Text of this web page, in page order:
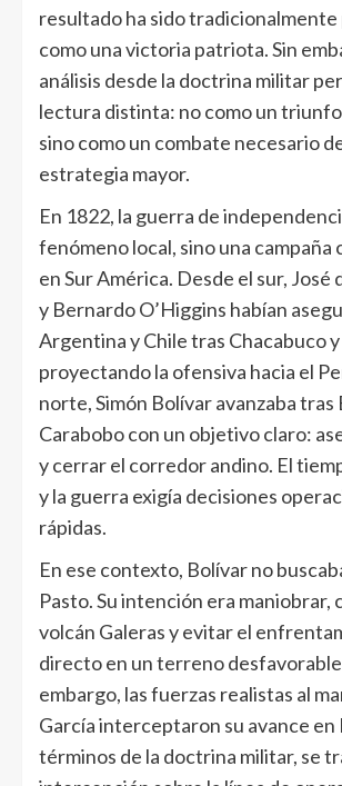
resultado ha sido
como una victoria patriota. Sin
análisis desde la doctrina militar
lectura distinta: no como un
sino como un combate necesario
estrategia mayor.
En 1822, la guerra de
fenómeno local, sino una
en Sur América. Desde el sur, José
y Bernardo O’Higgins habían
Argentina y Chile tras Chacabuco
proyectando la ofensiva hacia el
norte, Simón Bolívar avanzaba tras
Carabobo con un objetivo claro:
y cerrar el corredor andino. El
y la guerra exigía decisiones
rápidas.
En ese contexto, Bolívar no
Pasto. Su intención era maniobrar,
volcán Galeras y evitar el
directo en un terreno
embargo, las fuerzas realistas al
García interceptaron su avance en
términos de la doctrina militar, se